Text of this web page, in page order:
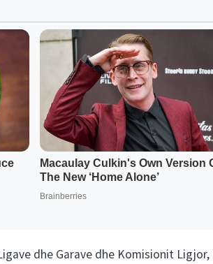
dhe Garave dhe Komisionit